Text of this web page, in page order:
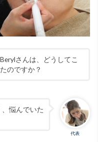
さんは、どうしてこ
のですか？
代表
悩んでいた